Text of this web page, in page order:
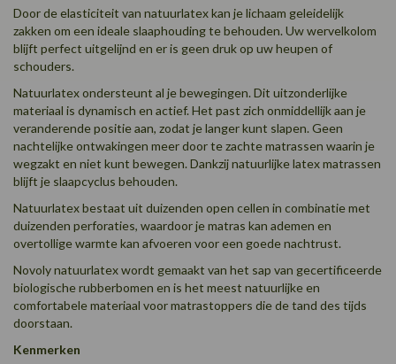
Door de elasticiteit van natuurlatex kan je lichaam geleidelijk
zakken om een ideale slaaphouding te behouden. Uw wervelkolom
blijft perfect uitgelijnd en er is geen druk op uw heupen of
schouders.
Natuurlatex ondersteunt al je bewegingen. Dit uitzonderlijke
materiaal is dynamisch en actief. Het past zich onmiddellijk aan je
veranderende positie aan, zodat je langer kunt slapen. Geen
nachtelijke ontwakingen meer door te zachte matrassen waarin je
wegzakt en niet kunt bewegen. Dankzij natuurlijke latex matrassen
blijft je slaapcyclus behouden.
Natuurlatex bestaat uit duizenden open cellen in combinatie met
duizenden perforaties, waardoor je matras kan ademen en
overtollige warmte kan afvoeren voor een goede nachtrust.
Novoly natuurlatex wordt gemaakt van het sap van gecertificeerde
biologische rubberbomen en is het meest natuurlijke en
comfortabele materiaal voor matrastoppers die de tand des tijds
doorstaan.
Kenmerken